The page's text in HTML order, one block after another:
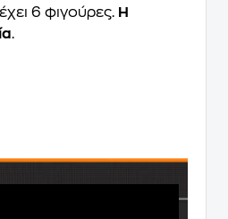
6 φιγούρες. Η
.